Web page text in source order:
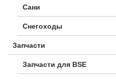
Сани
Снегоходы
Запчасти
Запчасти для BSE